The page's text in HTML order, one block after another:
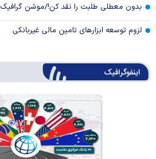
بدون معطلی طلبت را نقد کن!/موشن گرافیک
لزوم توسعه ابزارهای تامین مالی غیربانکی
اینفوگرافیک